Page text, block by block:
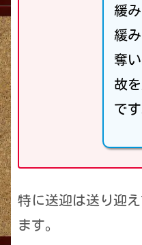
緩
緩
奪
故
です
特に送迎は送り迎
ます。